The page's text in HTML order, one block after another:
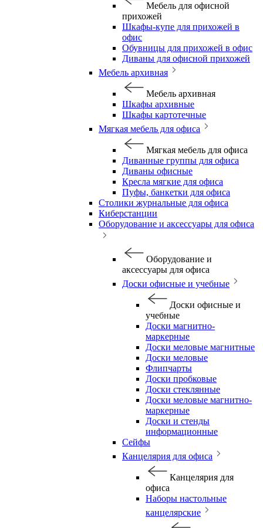
Мебель для офисной
прихожей
Шкафы-купе для прихожей в
офис
Обувницы для прихожей в офис
Диваны для офисной прихожей
Мебель архивная
Мебель архивная
Шкафы архивные
Шкафы картотечные
Мягкая мебель для офиса
Мягкая мебель для офиса
Диванные группы для офиса
Диваны офисные
Кресла мягкие для офиса
Пуфы, банкетки для офиса
Столики журнальные для офиса
Киберстанции
Оборудование и аксессуары для офиса
Оборудование и
аксессуары для офиса
Доски офисные и учебные
Доски офисные и
учебные
Доски магнитно-
маркерные
Доски меловые магнитные
Доски меловые
Флипчарты
Доски пробковые
Доски стеклянные
Доски меловые магнитно-
маркерные
Доски и стенды
информационные
Сейфы
Канцелярия для офиса
Канцелярия для
офиса
Наборы настольные
канцелярские